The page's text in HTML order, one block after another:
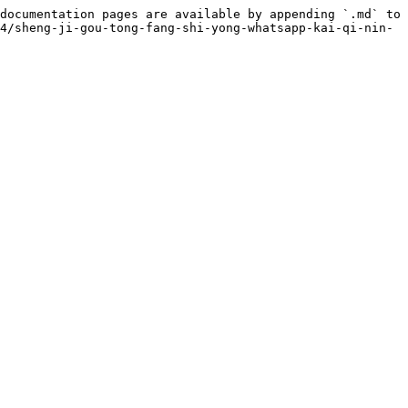
pages are available by appending `.md` to
ji-gou-tong-fang-shi-yong-whatsapp-kai-qi-nin-